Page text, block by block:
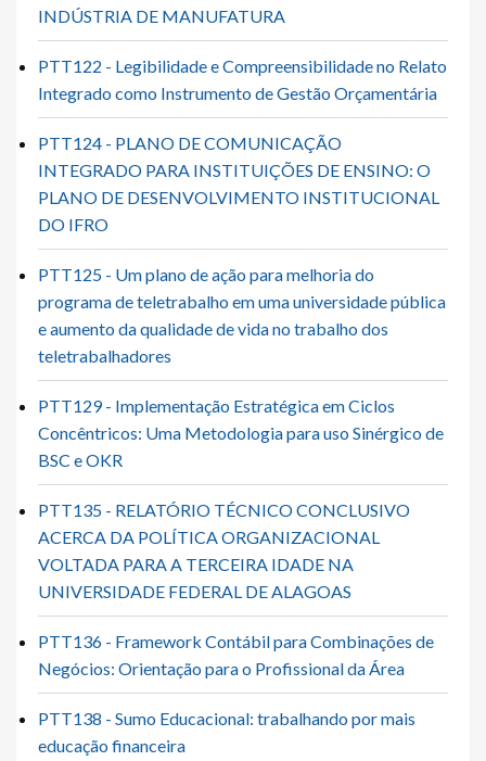
INDÚSTRIA DE MANUFATURA
PTT122 - Legibilidade e Compreensibilidade no Relato
Integrado como Instrumento de Gestão Orçamentária
PTT124 - PLANO DE COMUNICAÇÃO
INTEGRADO PARA INSTITUIÇÕES DE ENSINO: O
PLANO DE DESENVOLVIMENTO INSTITUCIONAL
DO IFRO
PTT125 - Um plano de ação para melhoria do
programa de teletrabalho em uma universidade pública
e aumento da qualidade de vida no trabalho dos
teletrabalhadores
PTT129 - Implementação Estratégica em Ciclos
Concêntricos: Uma Metodologia para uso Sinérgico de
BSC e OKR
PTT135 - RELATÓRIO TÉCNICO CONCLUSIVO
ACERCA DA POLÍTICA ORGANIZACIONAL
VOLTADA PARA A TERCEIRA IDADE NA
UNIVERSIDADE FEDERAL DE ALAGOAS
PTT136 - Framework Contábil para Combinações de
Negócios: Orientação para o Profissional da Área
PTT138 - Sumo Educacional: trabalhando por mais
educação financeira